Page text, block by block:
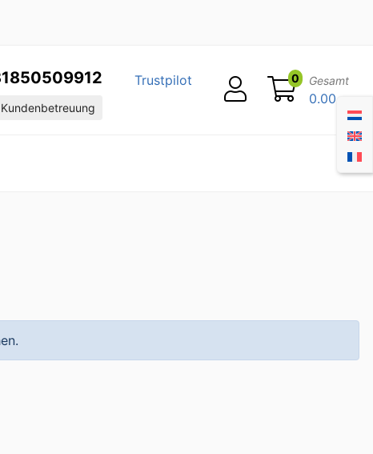
Trustpilot 0 Gesamt
0.00